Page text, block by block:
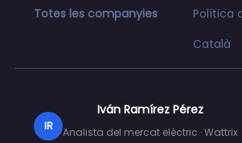
Totes les companyies
Política
Català
IR
Iván Ramírez Pérez
Analista del mercat elèctric · Wattrix